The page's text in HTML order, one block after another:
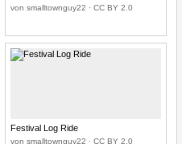
von smalltownguy22 · CC BY 2.0
Festival Log Ride
von smalltownguy22 · CC BY 2.0